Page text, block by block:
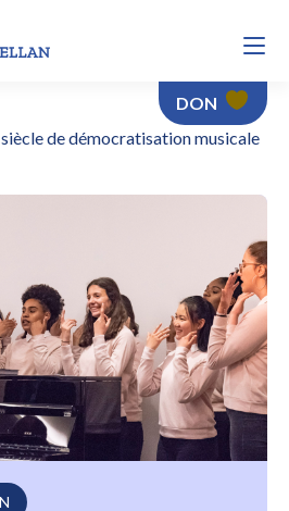
DON
de démocratisation musicale
Un siècle de démocratisation musicale